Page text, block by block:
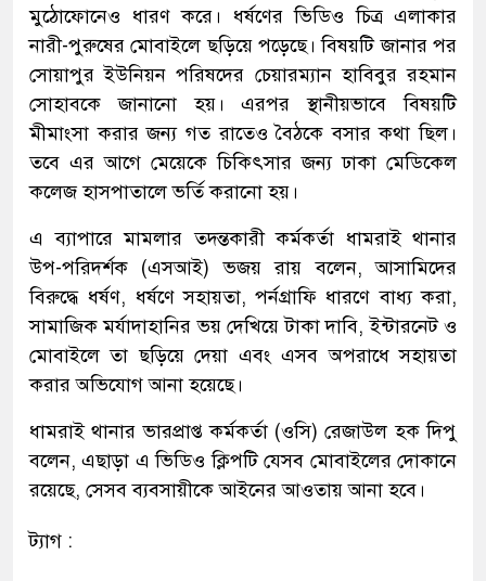
মুঠোফোনেও ধারণ করে। ধর্ষণের ভিডিও চিত্র এলাকার
নারী-পুরুষের মোবাইলে ছড়িয়ে পড়েছে। বিষয়টি জানার পর
সোয়াপুর ইউনিয়ন পরিষদের চেয়ারম্যান হাবিবুর রহমান
সোহাবকে জানানো হয়। এরপর স্থানীয়ভাবে বিষয়টি
মীমাংসা করার জন্য গত রাতেও বৈঠকে বসার কথা ছিল।
তবে এর আগে মেয়েকে চিকিৎসার জন্য ঢাকা মেডিকেল
কলেজ হাসপাতালে ভর্তি করানো হয়।
এ ব্যাপারে মামলার তদন্তকারী কর্মকর্তা ধামরাই থানার
উপ-পরিদর্শক (এসআই) ভজয় রায় বলেন, আসামিদের
বিরুদ্ধে ধর্ষণ, ধর্ষণে সহায়তা, পর্নগ্রাফি ধারণে বাধ্য করা,
সামাজিক মর্যাদাহানির ভয় দেখিয়ে টাকা দাবি, ইন্টারনেট ও
মোবাইলে তা ছড়িয়ে দেয়া এবং এসব অপরাধে সহায়তা
করার অভিযোগ আনা হয়েছে।
ধামরাই থানার ভারপ্রাপ্ত কর্মকর্তা (ওসি) রেজাউল হক দিপু
বলেন, এছাড়া এ ভিডিও ক্লিপটি যেসব মোবাইলের দোকানে
রয়েছে, সেসব ব্যবসায়ীকে আইনের আওতায় আনা হবে।
ট্যাগ :